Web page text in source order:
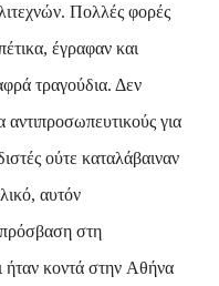
Πολλές φορές
έγραφαν και
τραγούδια. Δεν
για
ούτε καταλάβαιναν
αυτόν
στη
κοντά στην Aθήνα